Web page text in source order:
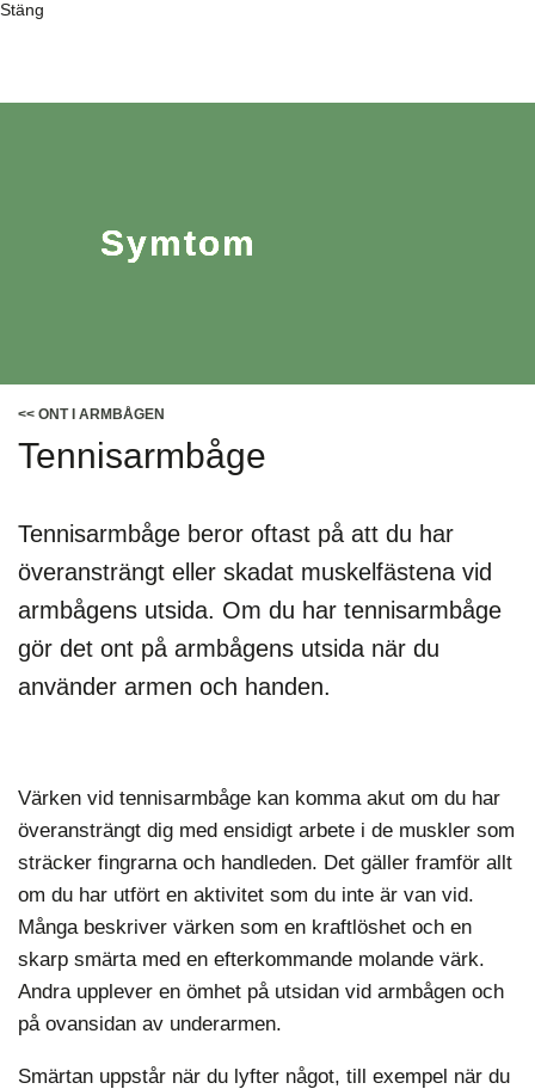
Stäng
Symtom
<< ONT I ARMBÅGEN
Tennisarmbåge
Tennisarmbåge beror oftast på att du har
överansträngt eller skadat muskelfästena vid
armbågens utsida. Om du har tennisarmbåge
gör det ont på armbågens utsida när du
använder armen och handen.
Värken vid tennisarmbåge kan komma akut om du har
överansträngt dig med ensidigt arbete i de muskler som
sträcker fingrarna och handleden. Det gäller framför allt
om du har utfört en aktivitet som du inte är van vid.
Många beskriver värken som en kraftlöshet och en
skarp smärta med en efterkommande molande värk.
Andra upplever en ömhet på utsidan vid armbågen och
på ovansidan av underarmen.
Smärtan uppstår när du lyfter något, till exempel när du